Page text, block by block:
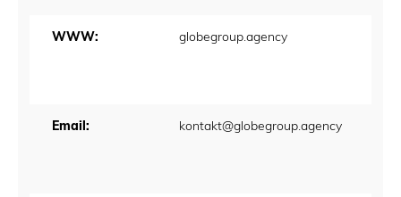
WWW: globegroup.agency
Email: kontakt@globegroup.agency